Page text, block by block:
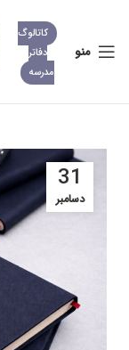
منو
کاتالوگ
دفاتر
مدرسه
31
دسامبر